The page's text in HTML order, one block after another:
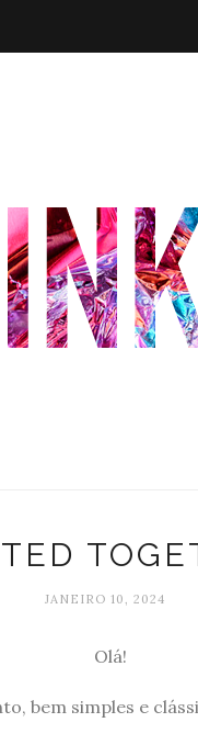
JANEIRO 10, 2024
Olá!
bem simples e